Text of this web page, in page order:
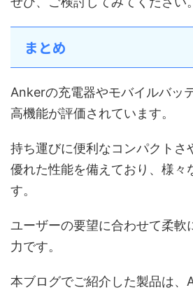
まとめ
Ankerの充電器やモバイルバッ
高機能が評価されています。
持ち運びに便利なコンパクトさ
優れた性能を備えており、様々
す。
ユーザーの要望に合わせて柔軟
力です。
本ブログでご紹介した製品は、